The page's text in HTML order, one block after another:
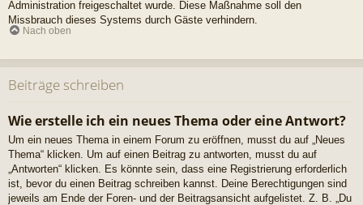
Administration freigeschaltet wurde. Diese Maßnahme soll den
Missbrauch dieses Systems durch Gäste verhindern.
Nach oben
Beiträge schreiben
Wie erstelle ich ein neues Thema oder eine Antwort?
Um ein neues Thema in einem Forum zu eröffnen, musst du auf „Neues
Thema“ klicken. Um auf einen Beitrag zu antworten, musst du auf
„Antworten“ klicken. Es könnte sein, dass eine Registrierung erforderlich
ist, bevor du einen Beitrag schreiben kannst. Deine Berechtigungen sind
jeweils am Ende der Foren- und der Beitragsansicht aufgelistet. Z. B. „Du